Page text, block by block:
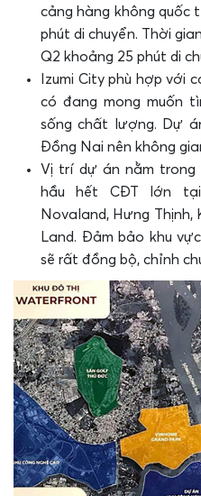
cảng hàng không quốc
phút di chuyển. Thời
Q2 khoảng 25 phút di
Izumi City phù hợp với
có đang mong muốn
sống chất lượng. Dự
Đồng Nai nên không
Vị trí dự án nằm trong
hầu hết CĐT lớn
Novaland, Hưng Thịnh,
Land. Đảm bảo khu
sẽ rất đồng bộ, chỉnh